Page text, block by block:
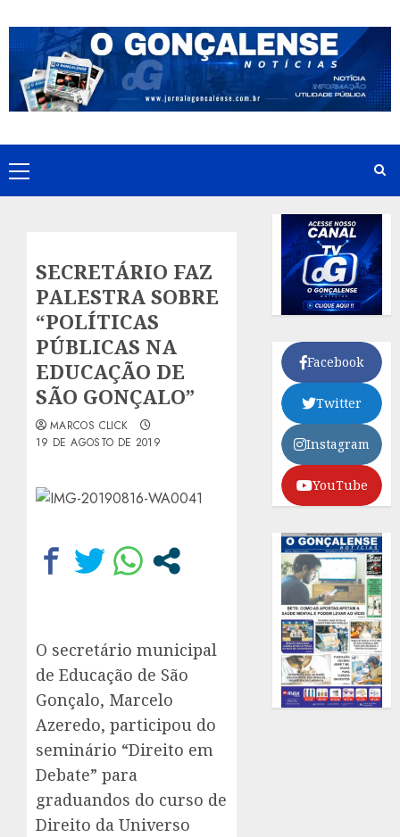
to
content
Primary
Menu
SECRETÁRIO FAZ
PALESTRA SOBRE
“POLÍTICAS
PÚBLICAS NA
EDUCAÇÃO DE
SÃO GONÇALO”
MARCOS CLICK
19 DE AGOSTO DE 2019
O secretário municipal
de Educação de São
Gonçalo, Marcelo
Azeredo, participou do
seminário “Direito em
Debate” para
graduandos do curso de
Direito da Universo
Facebook
Twitter
Instagram
YouTube